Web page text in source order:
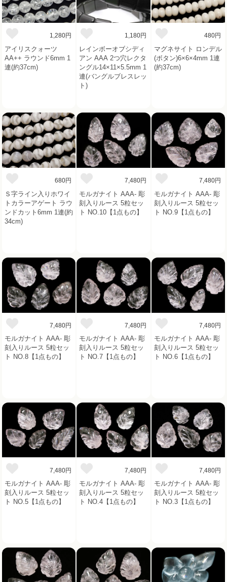
1,280円
アイリスクォーツ
AA++ ラウンド6mm 1
連(約37cm)
1,180円
レインボーオブシディ
アン AAA 2つ穴レクタ
ングル14×11×5.5mm 1
連(バングルブレスレッ
ト)
480円
マグネサイト ロンデル
(ボタン)6×6×4mm 1連
(約37cm)
680円
Ｓ字ライン入りホワイ
トカラーアゲート ラウ
ンドカット6mm 1連(約
34cm)
7,480円
モルガナイト AAA- 彫
刻入りルース 5粒セッ
ト NO.10【1点もの】
7,480円
モルガナイト AAA- 彫
刻入りルース 5粒セッ
ト NO.9【1点もの】
7,480円
モルガナイト AAA- 彫
刻入りルース 5粒セッ
ト NO.8【1点もの】
7,480円
モルガナイト AAA- 彫
刻入りルース 5粒セッ
ト NO.7【1点もの】
7,480円
モルガナイト AAA- 彫
刻入りルース 5粒セッ
ト NO.6【1点もの】
7,480円
モルガナイト AAA- 彫
刻入りルース 5粒セッ
ト NO.5【1点もの】
7,480円
モルガナイト AAA- 彫
刻入りルース 5粒セッ
ト NO.4【1点もの】
7,480円
モルガナイト AAA- 彫
刻入りルース 5粒セッ
ト NO.3【1点もの】